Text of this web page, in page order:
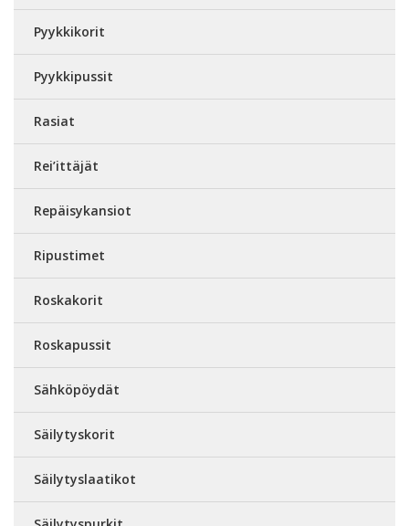
Pyykkikorit
Pyykkipussit
Rasiat
Rei’ittäjät
Repäisykansiot
Ripustimet
Roskakorit
Roskapussit
Sähköpöydät
Säilytyskorit
Säilytyslaatikot